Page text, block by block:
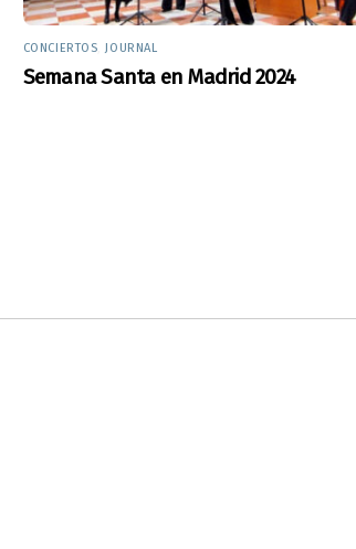
CONCIERTOS ,JOURNAL
Semana Santa en Madrid 2024